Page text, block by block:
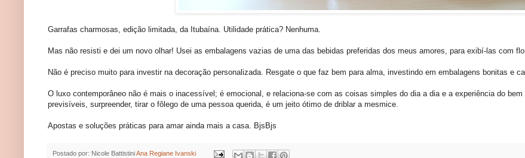
Garrafas charmosas, edição limitada, da Itubaína. Utilidade prática? Nenhuma.
Mas não resisti e dei um novo olhar! Usei as embalagens vazias de uma das bebidas preferidas dos meus amores, para exibí-las com
Não é preciso muito para investir na decoração personalizada. Resgate o que faz bem para alma, investindo em embalagens bonitas e
O luxo contemporâneo não é mais o inacessível; é emocional, e relaciona-se com as coisas simples do dia a dia e a experiência do
previsíveis, surpreender, tirar o fôlego de uma pessoa querida, é um jeito ótimo de driblar a mesmice.
Apostas e soluções práticas para amar ainda mais a casa. BjsBjs
Postado por: Nicole BattistiniAna Regiane Ivanski